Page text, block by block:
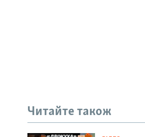
Читайте також